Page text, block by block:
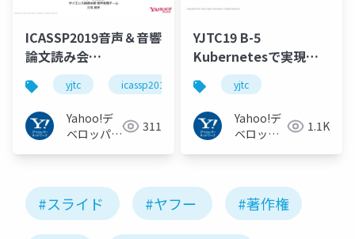
ICASSP2019音声＆音響
論文読み会
「ICASSP2019における
音声認識の最新技術動
向」#yjtc
#icassp2019jp
yjtc icassp2019jp
Yahoo!デ
ベロッパー
311
YJTC19 B-5
Kubernetesで実現し
たYahoo! JAPANの次世
代開発環境 ～ 100以上
のクラスタを少人数で
運用する秘訣 ～ #yjtc
yjtc
Yahoo!デ
ベロッパ
1.1K
#スライド #ヤフー #著作権